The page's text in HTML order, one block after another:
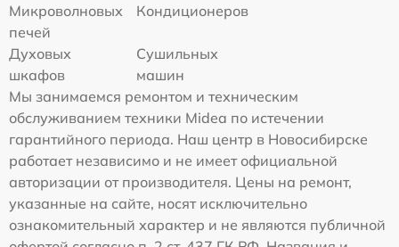
Микроволновых
печей
Кондиционеров
Духовых
шкафов
Сушильных
машин
Мы занимаемся ремонтом и техническим
обслуживанием техники Midea по истечении
гарантийного периода. Наш центр в Новосибирске
работает независимо и не имеет официальной
авторизации от производителя. Цены на ремонт,
указанные на сайте, носят исключительно
ознакомительный характер и не являются публичной